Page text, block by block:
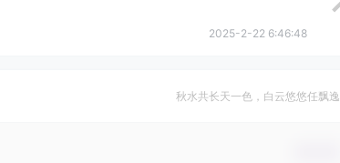
2025-2-22 6:46:48
秋水共长天一色，白云悠悠任飘逸